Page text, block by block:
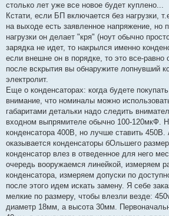
столько лет уже все новое будет куплено...
Кстати, если БП включается без нагрузки,
на выходе есть заявленное напряжение, но
нагрузки он делает "кря" (ноут обычно
зарядка не идет, то накрылся именно
если внешне он в порядке, то это все-равно
после вскрытия вы обнаружите лопнувший
электролит.
Еще о конденсаторах: когда будете
внимание, что номиналы можно
габаритами детальки надо следить
входном выпрямителе обычно 100-120мкФ.
конденсатора 400В, но лучше ставить 450В.
оказывается конденсаторы бОльшего
конденсатор влез в отведенное для него
очередь вооружаемся линейкой, измеряем
конденсатора, измеряем допуски по
после этого идем искать замену. Я себе
мелкие по размеру, чтобы влезли везде:
диаметр 18мм, а высота 30мм.